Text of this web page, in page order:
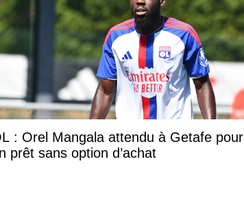
: Orel Mangala attendu à Getafe pour
prêt sans option d’achat